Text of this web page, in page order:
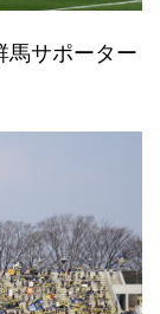
馬サポーター